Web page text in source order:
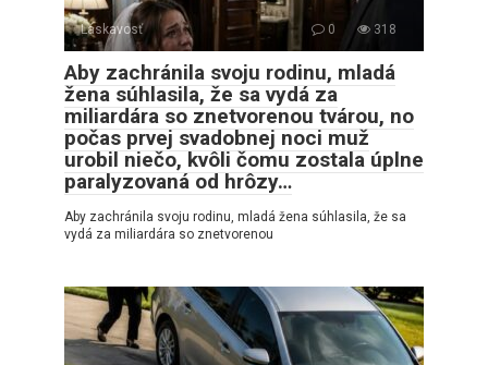
Láskavosť 0 318
Aby zachránila svoju rodinu, mladá
žena súhlasila, že sa vydá za
miliardára so znetvorenou tvárou, no
počas prvej svadobnej noci muž
urobil niečo, kvôli čomu zostala úplne
paralyzovaná od hrôzy…
Aby zachránila svoju rodinu, mladá žena súhlasila, že sa
vydá za miliardára so znetvorenou